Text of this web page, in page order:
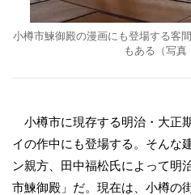
小樽市鰊御殿の漫画にも登場する客
もある（写真
小樽市に現存する明治・大正
イの作中にも登場する。そんな
ン親方、田中福松氏によって明
市鰊御殿」だ。現在は、小樽の